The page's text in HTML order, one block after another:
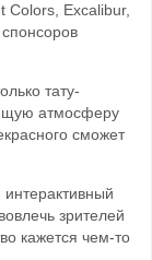
Colors, Excalibur,
тату-
атмосферу
сможет
зрителей
кажется чем-то